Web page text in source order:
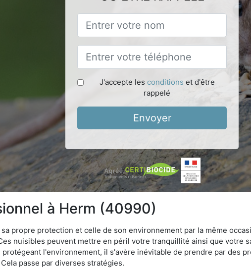
J'accepte les conditions et d'être
rappelé
Envoyer
à Herm (40990)
propre protection et celle de son environnement par la même
nuisibles peuvent mettre en péril votre tranquillité ainsi que votre
l'environnement, il s'avère inévitable de prendre par des
passe par diverses stratégies.